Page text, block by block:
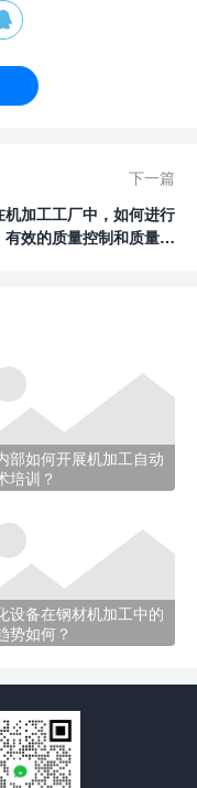
下一篇
机加工工厂中，如何进行
有效的质量控制和质量检
部如何开展机加工自动
培训？
设备在钢材机加工中的
势如何？